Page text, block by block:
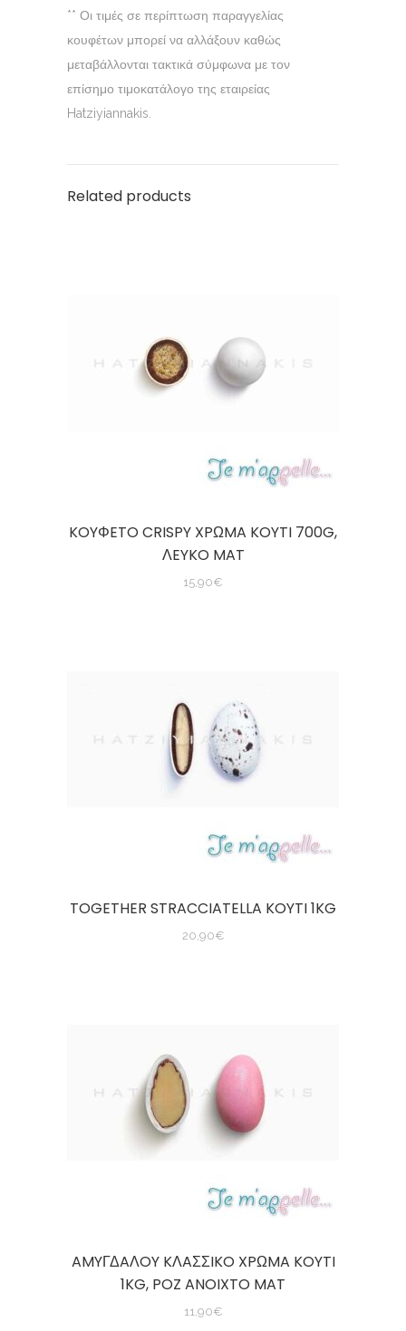
** Οι τιμές σε περίπτωση παραγγελίας
κουφέτων μπορεί να αλλάξουν καθώς
μεταβάλλονται τακτικά σύμφωνα με τον
επίσημο τιμοκατάλογο της εταιρείας
Hatziyiannakis.
Related products
KOYΦETO CRISPY XPΩMA KOYTI 700G,
ΛEYKO MAT
15,90€
TOGETHER STRACCIATELLA KOYTI 1KG
20,90€
AMYΓΔAΛOY KΛAΣΣIKO XPΩMA KOYTI
1KG, POZ ANOIXTO MAT
11,90€